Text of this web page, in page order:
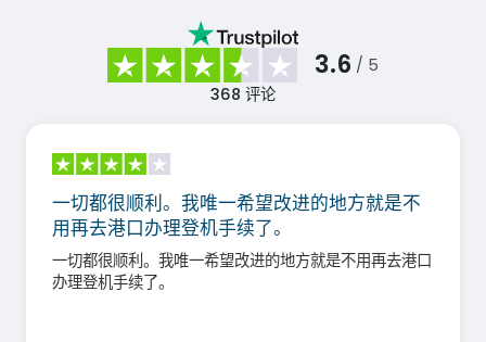
3.6 / 5
368 评论
一切都很顺利。我唯一希望改进的地方就是不
用再去港口办理登机手续了。
一切都很顺利。我唯一希望改进的地方就是不用再去港口
办理登机手续了。